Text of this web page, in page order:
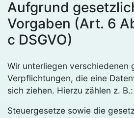
Aufgrund
Vorgaben (Art. 6
c DSGVO)
Wir unterliegen verschiedenen
Verpflichtungen, die eine
sich ziehen. Hierzu zählen z. B.:
Steuergesetze sowie die